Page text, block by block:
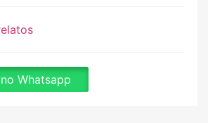
Whatsapp